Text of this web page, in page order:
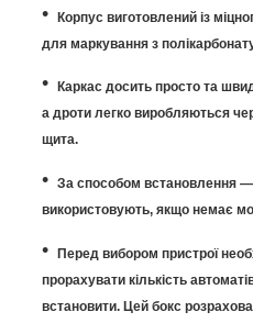
Корпус виготовлений із
для маркування з
Каркас досить просто та
а дроти легко виробляються
щита.
За способом встановлення —
використовують, якщо немає
Перед вибором пристрої
прорахувати кількість
встановити. Цей бокс